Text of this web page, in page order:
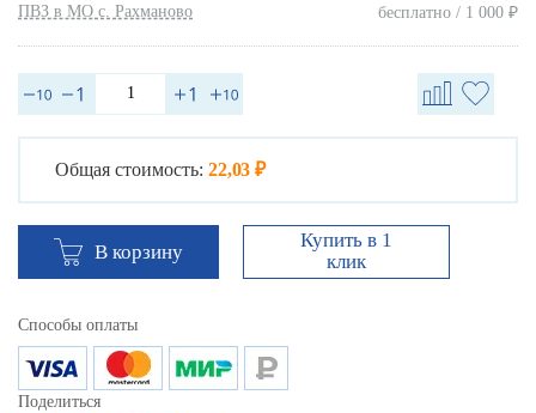
ПВЗ в МО с. Рахманово бесплатно / 1 000 ₽
Общая стоимость: 22,03 ₽
В корзину
Купить в 1
клик
Способы оплаты
Поделиться